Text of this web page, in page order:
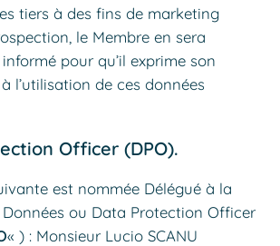
tiers à des fins de marketing
le Membre en sera
pour qu’il exprime son
l’utilisation de ces données
Officer (DPO).
est nommée Délégué à la
ou Data Protection Officer
« ) : Monsieur Lucio SCANU